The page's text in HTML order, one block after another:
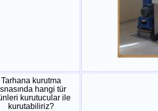
Tarhana kurutma
hangi tür
kurutucular ile
kurutabiliriz?